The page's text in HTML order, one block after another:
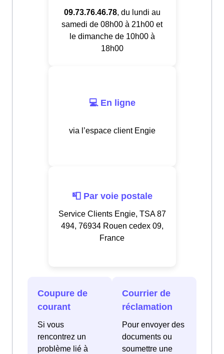
09.73.76.46.78, du lundi au
samedi de 08h00 à 21h00 et
le dimanche de 10h00 à
18h00
💻 En ligne
via l’espace client Engie
📮 Par voie postale
Service Clients Engie, TSA 87
494, 76934 Rouen cedex 09,
France
Coupure de
courant
Si vous
rencontrez un
problème lié à
Courrier de
réclamation
Pour envoyer des
documents ou
soumettre une